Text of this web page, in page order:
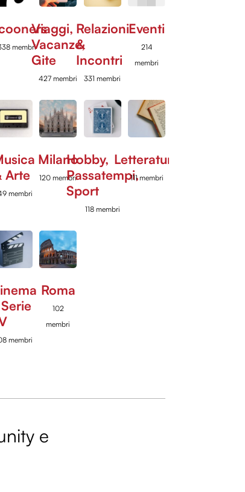
membri
Viaggi,
Vacanze,
Gite
427 membri
Relazioni
&
Incontri
331 membri
Eventi
214
membri
Arte
membri
Milano
120 membri
Hobby,
Passatempi,
Sport
118 membri
Letteratura
111 membri
membri
Roma
102
membri
e